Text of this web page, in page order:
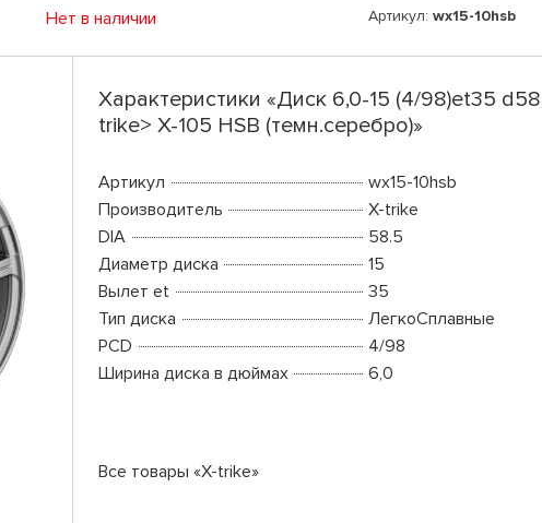
Нет в наличии Артикул: wx15-10hsb
Характеристики «Диск 6,0-15 (4/98)et35
trike> X-105 HSB (темн.серебро)»
Артикул
wx15-10hsb
Производитель
X-trike
DIA
58.5
Диаметр диска
15
Вылет et
35
Тип диска
ЛегкоСплавные
PCD
4/98
Ширина диска в дюймах
6,0
Все товары «X-trike»